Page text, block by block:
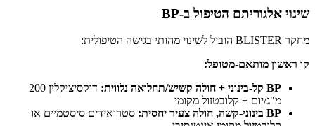
שינוי אלגוריתם הטיפול ב-BP
מחקר BLISTER הוביל לשינוי מהותי בגישה הטיפולית:
קו ראשון מותאם-מטופל:
BP קל-בינוני + חולה קשיש/תחלואה נלווית:
דוקסיציקלין 200
מ"ג/יום ± קלובטזול מקומי
BP בינוני-קשה, חולה צעיר יחסית:
סטרואידים סיסטמיים או